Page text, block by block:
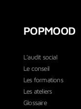
POPMOOD
L’audit social
Le conseil
Les formations
Les ateliers
Glossaire